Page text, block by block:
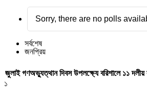
Sorry, there are no polls
সর্বশেষ
জনপ্রিয়
জুলাই গণঅভ্যুত্থান দিবস উপলক্ষ্যে বরিশালে ১১ দলীয়
১